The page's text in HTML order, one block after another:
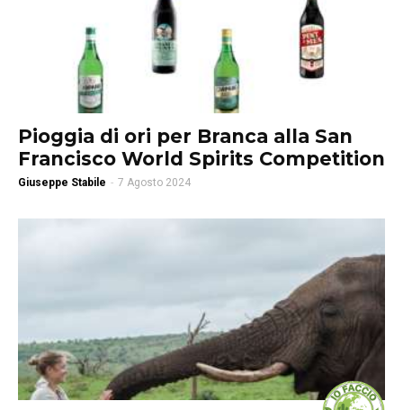
Pioggia di ori per Branca alla San
Francisco World Spirits Competition
Giuseppe Stabile - 7 Agosto 2024